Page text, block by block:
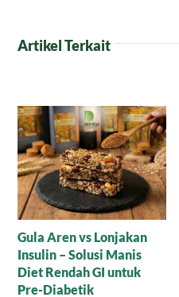
Artikel Terkait
Gula Aren vs Lonjakan
Insulin – Solusi Manis
Diet Rendah GI untuk
Pre-Diabetik